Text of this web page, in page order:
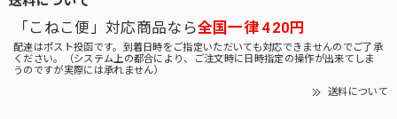
「こねこ便」対応商品なら全国一律 420円
配達はポスト投函です。到着日時をご指定いただいても対応できませんのでご了承
ください。（システム上の都合により、ご注文時に日時指定の操作が出来てしま
うのですが実際には承れません）
送料について